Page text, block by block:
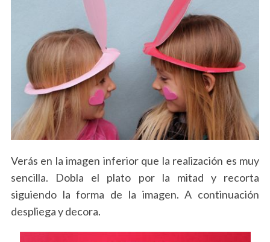
Verás en la imagen inferior que la realización es muy
sencilla. Dobla el plato por la mitad y recorta
siguiendo la forma de la imagen. A continuación
despliega y decora.